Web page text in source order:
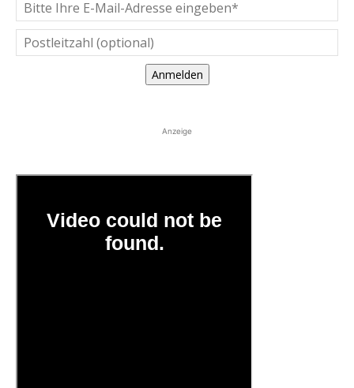
Anmelden
Anzeige